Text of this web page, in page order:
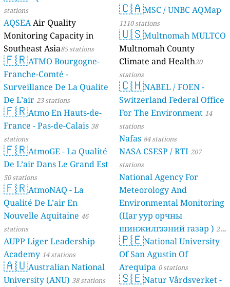
stations
AQSEAAir Quality
Monitoring Capacity in
Southeast Asia85 stations
🇫🇷ATMO Bourgogne-
Franche-Comté -
Surveillance De La Qualite
De L’air 23 stations
🇫🇷Atmo En Hauts-de-
France - Pas-de-Calais 38
stations
🇫🇷AtmoGE - La Qualité
De L’air Dans Le Grand Est
50 stations
🇫🇷AtmoNAQ - La
Qualité De L’air En
Nouvelle Aquitaine 46
stations
AUPP Liger Leadership
Academy 14 stations
🇦🇺Australian National
University (ANU) 38 stations
🇨🇦MSC / UNBC AQMap
1110 stations
🇺🇸Multnomah MULTCO
Multnomah County
Climate and Health20
stations
🇨🇭NABEL / FOEN -
Switzerland Federal Office
For The Environment 14
stations
Nafas 84 stations
NASA CSESP / RTI 207
stations
National Agency For
Meteorology And
Environmental Monitoring
(Цаг уур орчны
шинжилгээний газар ) 21
stations
🇵🇪National University
Of San Agustin Of
Arequipa 0 stations
🇸🇪Natur Vårdsverket -